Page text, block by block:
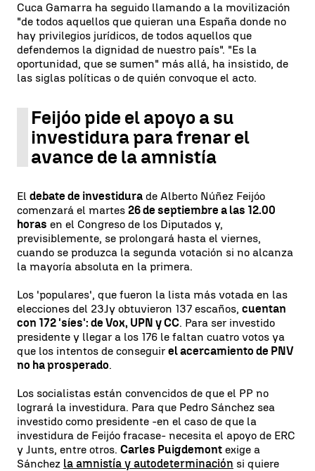
Cuca Gamarra ha seguido llamando a la movilización
"de todos aquellos que quieran una España donde no
hay privilegios jurídicos, de todos aquellos que
defendemos la dignidad de nuestro país". "Es la
oportunidad, que se sumen" más allá, ha insistido, de
las siglas políticas o de quién convoque el acto.
Feijóo pide el apoyo a su
investidura para frenar el
avance de la amnistía
El debate de investidura de Alberto Núñez Feijóo
comenzará el martes 26 de septiembre a las 12.00
horas en el Congreso de los Diputados y,
previsiblemente, se prolongará hasta el viernes,
cuando se produzca la segunda votación si no alcanza
la mayoría absoluta en la primera.
Los 'populares', que fueron la lista más votada en las
elecciones del 23Jy obtuvieron 137 escaños, cuentan
con 172 'síes': de Vox, UPN y CC. Para ser investido
presidente y llegar a los 176 le faltan cuatro votos ya
que los intentos de conseguir el acercamiento de PNV
no ha prosperado.
Los socialistas están convencidos de que el PP no
logrará la investidura. Para que Pedro Sánchez sea
investido como presidente -en el caso de que la
investidura de Feijóo fracase- necesita el apoyo de ERC
y Junts, entre otros. Carles Puigdemont exige a
Sánchez la amnistía y autodeterminación si quiere